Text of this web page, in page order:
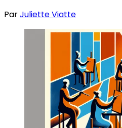
ParJuliette Viatte